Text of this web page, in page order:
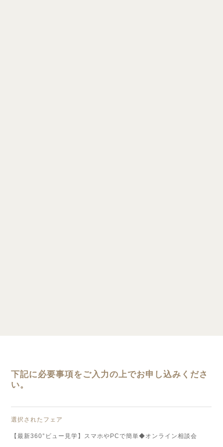
下記に必要事項をご入力の上でお申し込みくださ
い。
選択されたフェア
【最新360°ビュー見学】スマホやPCで簡単◆オンライン相談会